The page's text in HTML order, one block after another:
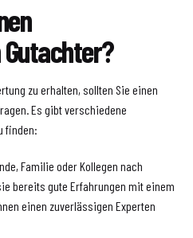
zu erhalten, sollten Sie einen
Es gibt verschiedene
finden:
Familie oder Kollegen nach
bereits gute Erfahrungen mit einem
einen zuverlässigen Experten